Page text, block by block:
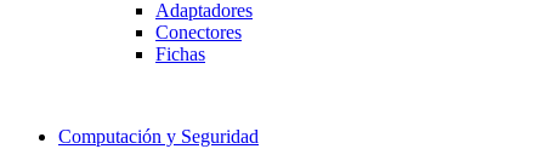
Adaptadores
Conectores
Fichas
Computación y Seguridad